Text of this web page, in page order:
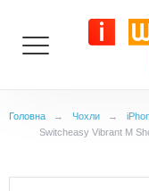
Головна → Чохли →
Switcheasy Vibrant M